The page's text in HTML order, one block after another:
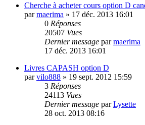
Cherche à acheter cours option D
parmaerima » 17 déc. 2013 16:01
0 Réponses
20507 Vues
Dernier message parmaerima
17 déc. 2013 16:01
Livres CAPASH option D
parvilo888 » 19 sept. 2012 15:59
3 Réponses
24113 Vues
Dernier message parLysette
28 oct. 2013 08:16